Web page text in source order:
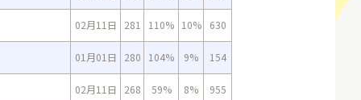
02月11日 281 110% 10% 630
01月01日 280 104% 9% 154
02月11日 268 59% 8% 955